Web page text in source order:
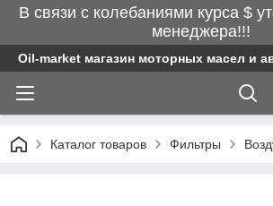
В связи с колебаниями курса $
менеджера!!!
Oil-market магазин моторных масел и
Каталог товаров Фильтры